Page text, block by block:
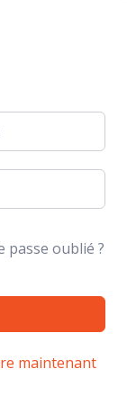
passe oublié ?
maintenant